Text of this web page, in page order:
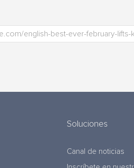
Soluciones
Canal de noticias